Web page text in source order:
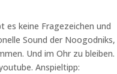
es keine Fragezeichen und
Sound der Noogodniks,
Und im Ohr zu bleiben.
Anspieltipp: